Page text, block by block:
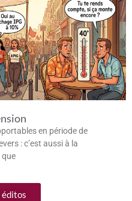
en période de
: c’est aussi à la
éditos